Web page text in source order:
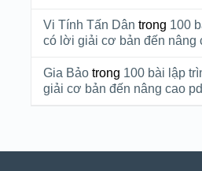
Vi Tính Tấn Dân trong 100
có lời giải cơ bản đến nâng
Gia Bảotrong 100 bài lập
giải cơ bản đến nâng cao